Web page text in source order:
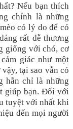
Nếu bạn thích
chính là những
có lý do để có
rất đễ thương
giống với chó, cơ
giác như một
tại sao vẫn có
hẳn chỉ là những
giúp bạn. Đối với
tuyệt với nhất khi
đến mọi người